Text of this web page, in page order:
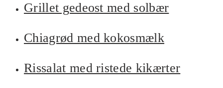
Grillet gedeost med solbær
Chiagrød med kokosmælk
Rissalat med ristede kikærter